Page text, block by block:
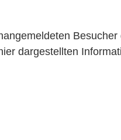
dargestellten